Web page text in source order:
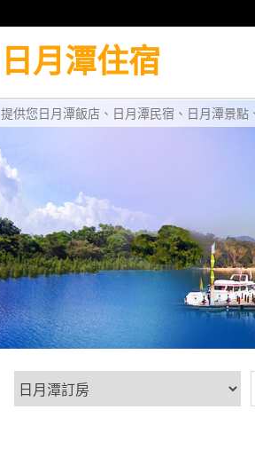
日月潭住宿
提供您日月潭飯店、日月潭民宿、日月潭景